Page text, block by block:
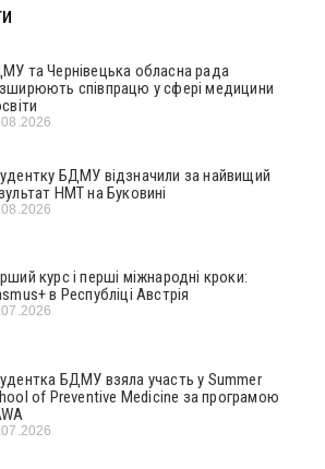
та Чернівецька обласна рада
співпрацю у сфері медицини
БДМУ відзначили за найвищий
НМТ на Буковині
курс і перші міжнародні кроки:
в Республіці Австрія
БДМУ взяла участь у Summer
of Preventive Medicine за програмою